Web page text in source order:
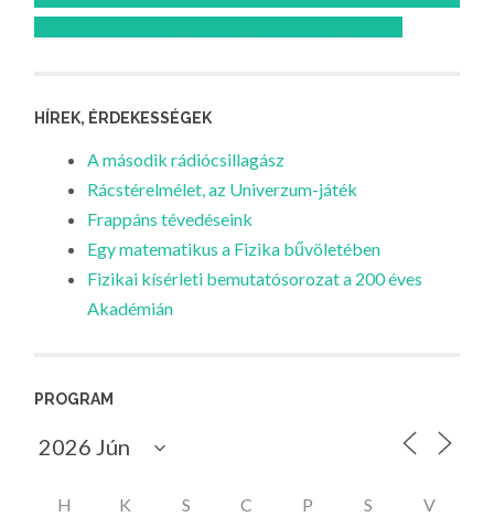
HÍREK, ÉRDEKESSÉGEK
A második rádiócsillagász
Rácstérelmélet, az Univerzum-játék
Frappáns tévedéseink
Egy matematikus a Fizika bűvöletében
Fizikai kísérleti bemutatósorozat a 200 éves
Akadémián
PROGRAM
H K S C P S V